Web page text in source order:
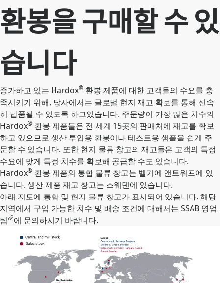
환봉을 구매할 수 있
습니다
증가하고 있는 Hardox® 환봉 제품에 대한 고객들의 수요를 충
족시키기 위해, 당사에서는 글로벌 현지 재고 확보를 통해 신속
히 납품될 수 있도록 하고있습니다. 주문량이 가장 많은 치수의
Hardox® 환봉 제품들은 전 세계 15곳의 판매처에 재고를 확보
하고 있으므로 생산 투입용 환봉이나 테스트용 샘플을 쉽게 주
문할 수 있습니다. 또한 현지 물류 창고의 재고들은 고객의 특정
수요에 맞게 특정 치수를 확보해 공급할 수도 있습니다.
Hardox® 환봉 제품의 통합 물류 창고는 벨기에 앤트워프에 있
습니다. 생산 제품 재고 창고는 스웨덴에 있습니다.
아래 지도에 통합 및 현지 물류 창고가 표시되어 있습니다. 해당
지역에서 구입 가능한 치수 및 배송 조건에 대해서는 SSAB 영업
팀
에 문의하시기 바랍니다.